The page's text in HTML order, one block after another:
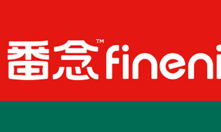
品牌全案｜Holdmoo厚牧